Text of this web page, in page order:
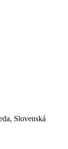
Slovenská